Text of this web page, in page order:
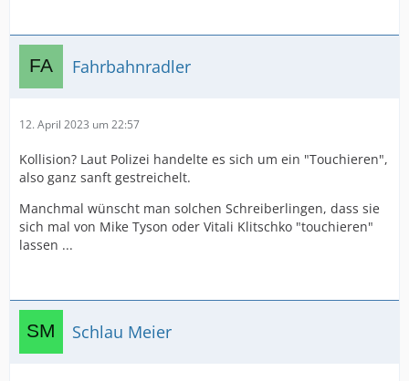
Fahrbahnradler
12. April 2023 um 22:57
Kollision? Laut Polizei handelte es sich um ein "Touchieren",
also ganz sanft gestreichelt.
Manchmal wünscht man solchen Schreiberlingen, dass sie
sich mal von Mike Tyson oder Vitali Klitschko "touchieren"
lassen ...
Schlau Meier